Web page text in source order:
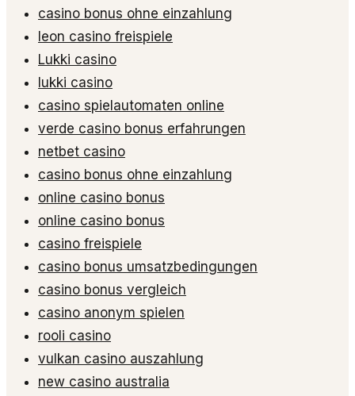
casino bonus ohne einzahlung
leon casino freispiele
Lukki casino
lukki casino
casino spielautomaten online
verde casino bonus erfahrungen
netbet casino
casino bonus ohne einzahlung
online casino bonus
online casino bonus
casino freispiele
casino bonus umsatzbedingungen
casino bonus vergleich
casino anonym spielen
rooli casino
vulkan casino auszahlung
new casino australia